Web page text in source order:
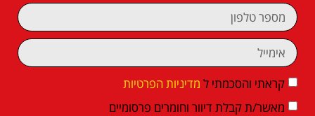
קראתי והסכמתי ל מדיניות הפרטיות
מאשר/ת קבלת דיוור וחומרים פרסומיים